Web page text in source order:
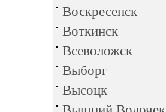
Воскресенск
Воткинск
Всеволожск
Выборг
Высоцк